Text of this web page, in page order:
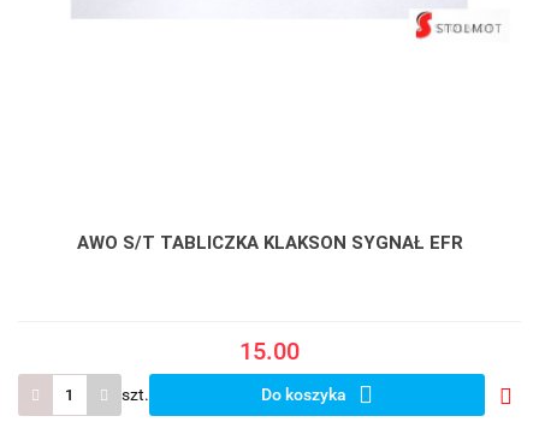
AWO S/T TABLICZKA KLAKSON SYGNAŁ EFR
15.00
szt. Do koszyka